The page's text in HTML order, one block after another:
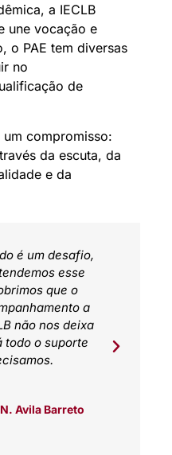
a IECLB
une vocação e
o PAE tem diversas
no
de
um compromisso:
da escuta, da
e da
é um desafio,
esse
que o
a
não nos deixa
todo o suporte
Avila Barreto